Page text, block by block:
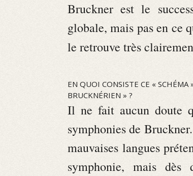
Bruckner est le
globale, mais pas en ce
le retrouve très
EN QUOI CONSISTE CE «
BRUCKNÉRIEN » ?
Il ne fait aucun doute
symphonies de
mauvaises langues
symphonie, mais